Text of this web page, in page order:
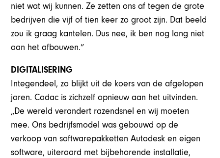
niet wat wij kunnen. Ze zetten ons af tegen de grote
bedrijven die vijf of tien keer zo groot zijn. Dat beeld
zou ik graag kantelen. Dus nee, ik ben nog lang niet
aan het afbouwen.”
DIGITALISERING
Integendeel, zo blijkt uit de koers van de afgelopen
jaren. Cadac is zichzelf opnieuw aan het uitvinden.
„De wereld verandert razendsnel en wij moeten
mee. Ons bedrijfsmodel was gebouwd op de
verkoop van softwarepakketten Autodesk en eigen
software, uiteraard met bijbehorende installatie,